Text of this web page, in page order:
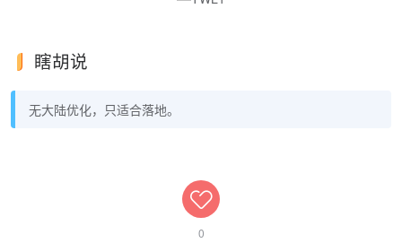
瞎胡说
无大陆优化，只适合落地。
0